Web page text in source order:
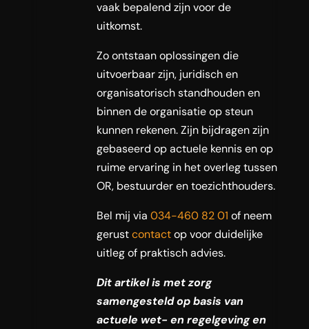
vaak bepalend zijn voor de
uitkomst.
Zo ontstaan oplossingen die
uitvoerbaar zijn, juridisch en
organisatorisch standhouden en
binnen de organisatie op steun
kunnen rekenen. Zijn bijdragen zijn
gebaseerd op actuele kennis en op
ruime ervaring in het overleg tussen
OR, bestuurder en toezichthouders.
Bel mij via 034-460 82 01 of neem
gerustcontactop voor duidelijke
uitleg of praktisch advies.
Dit artikel is met zorg
samengesteld op basis van
actuele wet- en regelgeving en